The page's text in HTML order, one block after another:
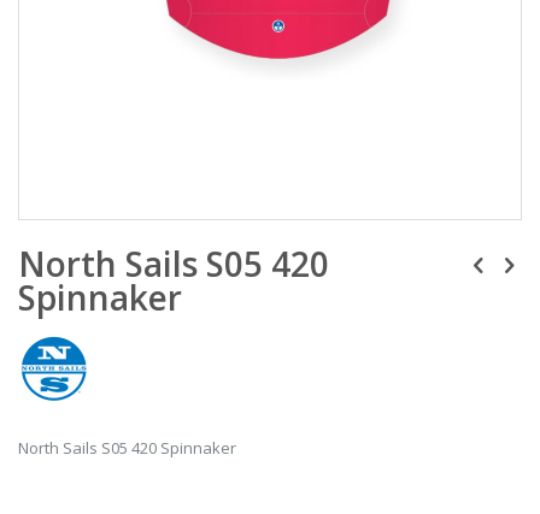
στην
αρχή
της
συλλογής
εικόνων
North Sails S05 420
Spinnaker
North Sails S05 420 Spinnaker